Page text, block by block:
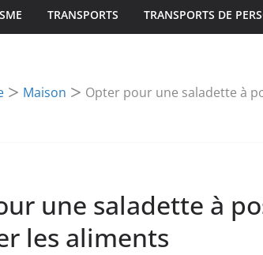
TRANSPORTS TRANSPORTS DE
Maison Opter pour une saladette à
une saladette à
les aliments